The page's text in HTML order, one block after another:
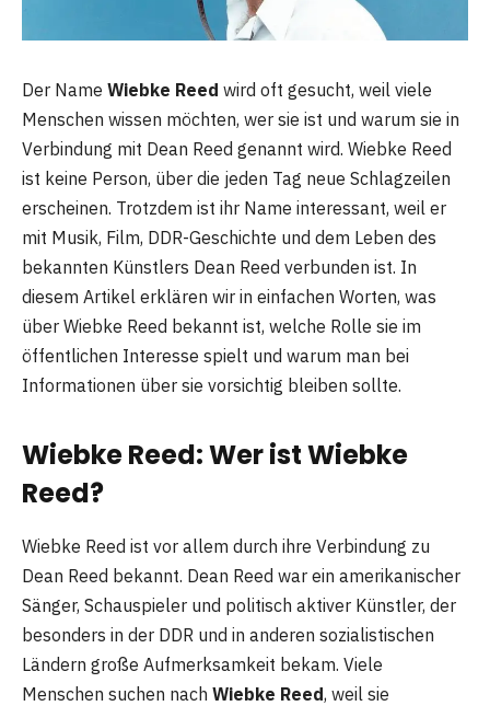
Der Name Wiebke Reed wird oft gesucht, weil viele
Menschen wissen möchten, wer sie ist und warum sie in
Verbindung mit Dean Reed genannt wird. Wiebke Reed
ist keine Person, über die jeden Tag neue Schlagzeilen
erscheinen. Trotzdem ist ihr Name interessant, weil er
mit Musik, Film, DDR-Geschichte und dem Leben des
bekannten Künstlers Dean Reed verbunden ist. In
diesem Artikel erklären wir in einfachen Worten, was
über Wiebke Reed bekannt ist, welche Rolle sie im
öffentlichen Interesse spielt und warum man bei
Informationen über sie vorsichtig bleiben sollte.
Wiebke Reed: Wer ist Wiebke
Reed?
Wiebke Reed ist vor allem durch ihre Verbindung zu
Dean Reed bekannt. Dean Reed war ein amerikanischer
Sänger, Schauspieler und politisch aktiver Künstler, der
besonders in der DDR und in anderen sozialistischen
Ländern große Aufmerksamkeit bekam. Viele
Menschen suchen nach Wiebke Reed, weil sie